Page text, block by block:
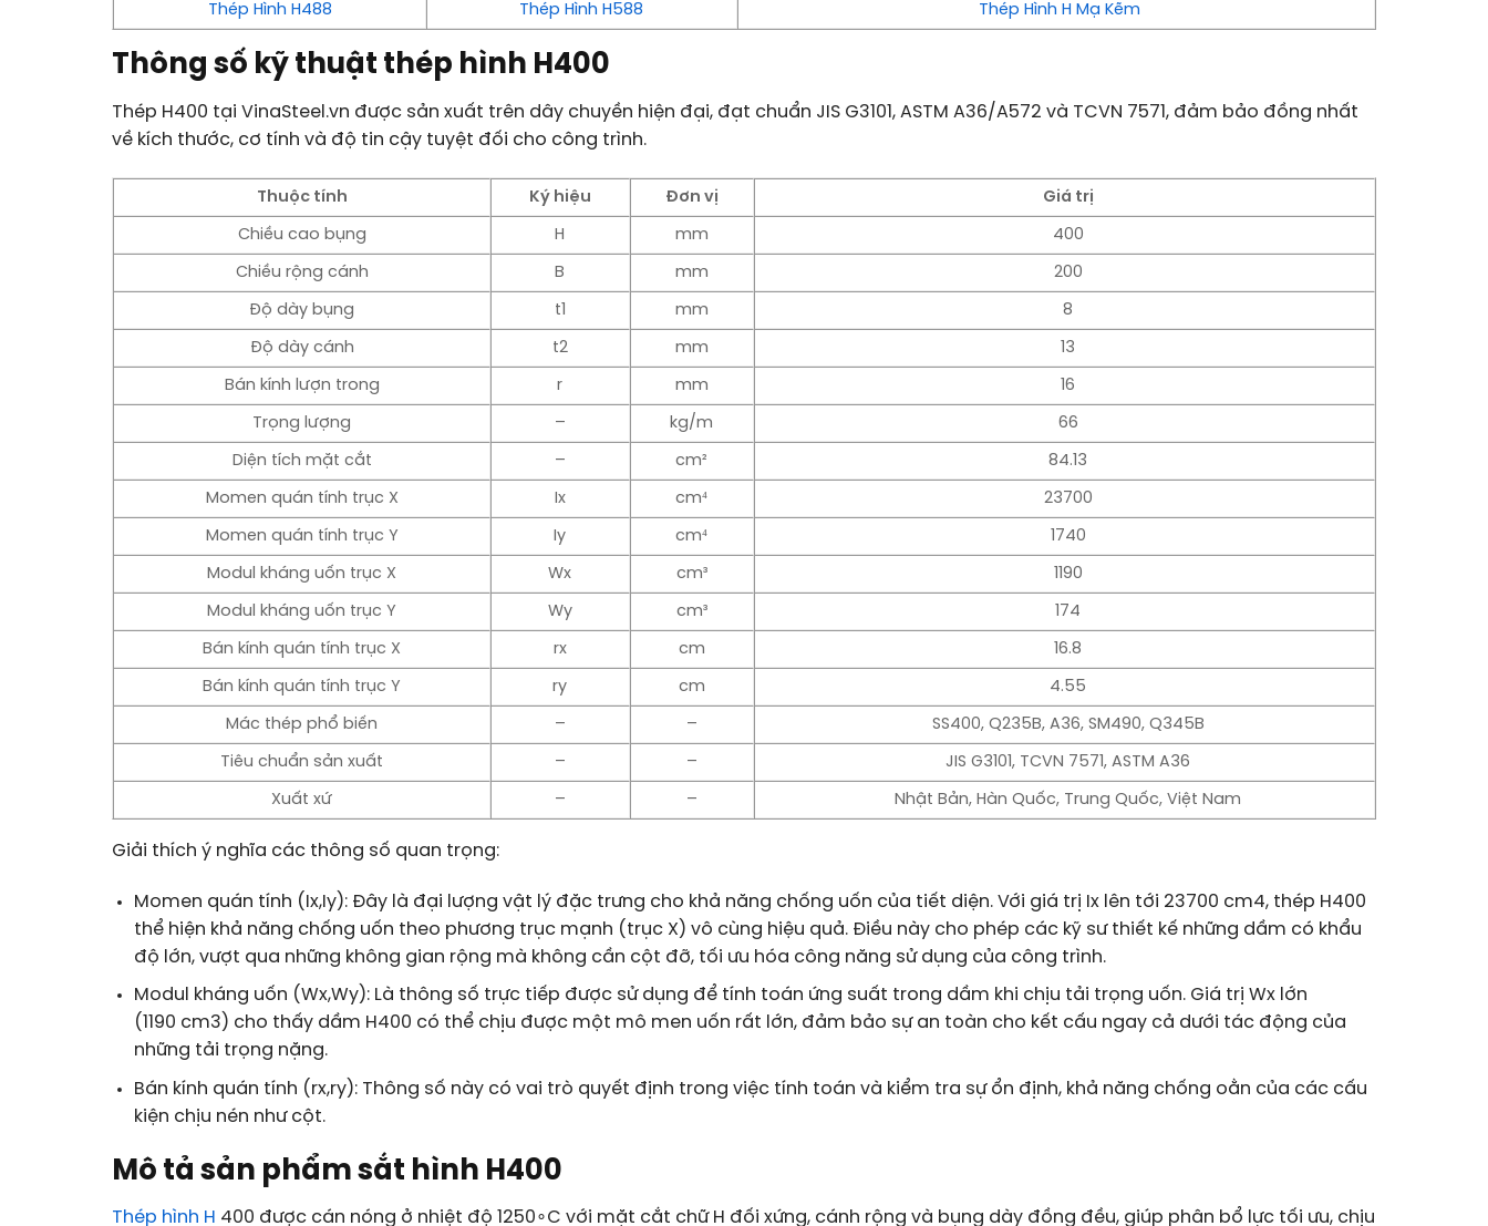
Thép Hình H488 Thép Hình H588 Thép Hình H Mạ Kẽm
Thông số kỹ thuật thép hình H400
Thép H400 tại VinaSteel.vn được sản xuất trên dây chuyền hiện đại, đạt chuẩn JIS G3101, ASTM A36/A572 và TCVN 7571, đảm bảo đồng nhất
về kích thước, cơ tính và độ tin cậy tuyệt đối cho công trình.
Thuộc tính Ký hiệu Đơn vị Giá trị
Chiều cao bụng H mm 400
Chiều rộng cánh B mm 200
Độ dày bụng t1 mm 8
Độ dày cánh t2 mm 13
Bán kính lượn trong r mm 16
Trọng lượng – kg/m 66
Diện tích mặt cắt – cm² 84.13
Momen quán tính trục X Ix cm⁴ 23700
Momen quán tính trục Y Iy cm⁴ 1740
Modul kháng uốn trục X Wx cm³ 1190
Modul kháng uốn trục Y Wy cm³ 174
Bán kính quán tính trục X rx cm 16.8
Bán kính quán tính trục Y ry cm 4.55
Mác thép phổ biến – – SS400, Q235B, A36, SM490, Q345B
Tiêu chuẩn sản xuất – – JIS G3101, TCVN 7571, ASTM A36
Xuất xứ – – Nhật Bản, Hàn Quốc, Trung Quốc, Việt Nam
Giải thích ý nghĩa các thông số quan trọng:
Momen quán tính ( Ix, Iy): Đây là đại lượng vật lý đặc trưng cho khả năng chống uốn của tiết diện. Với giá trị Ix lên tới 23700 cm4, thép H400
thể hiện khả năng chống uốn theo phương trục mạnh (trục X) vô cùng hiệu quả. Điều này cho phép các kỹ sư thiết kế những dầm có khẩu
độ lớn, vượt qua những không gian rộng mà không cần cột đỡ, tối ưu hóa công năng sử dụng của công trình.
Modul kháng uốn (Wx,Wy): Là thông số trực tiếp được sử dụng để tính toán ứng suất trong dầm khi chịu tải trọng uốn. Giá trịWx lớn
(1190 cm3) cho thấy dầm H400 có thể chịu được một mô men uốn rất lớn, đảm bảo sự an toàn cho kết cấu ngay cả dưới tác động của
những tải trọng nặng.
Bán kính quán tính ( rx,ry): Thông số này có vai trò quyết định trong việc tính toán và kiểm tra sự ổn định, khả năng chống oằn của các cấu
kiện chịu nén như cột.
Mô tả sản phẩm sắt hình H400
Thép hình H 400 được cán nóng ở nhiệt độ 1250∘C với mặt cắt chữ H đối xứng, cánh rộng và bụng dày đồng đều, giúp phân bổ lực tối ưu, chịu